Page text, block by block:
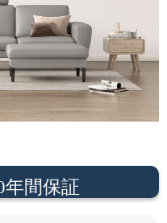
年間保証